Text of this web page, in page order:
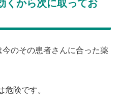
くから次に取ってお
のその患者さんに合った薬
険です。